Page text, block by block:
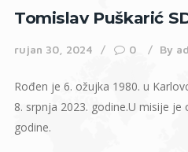
Tomislav Puškarić
rujan 30, 2024 0 By
Rođen je 6. ožujka 1980. u
8. srpnja 2023. godine.U misije je
godine.